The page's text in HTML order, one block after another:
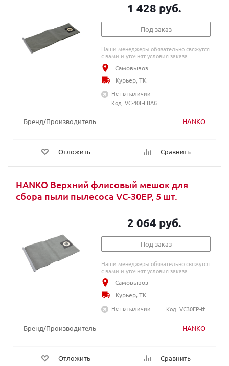
Бренд/Производитель HANKO
Отложить Сравнить
1 428 руб.
Под заказ
Наши менеджеры обязательно свяжутся
с вами и уточнят условия заказа
Самовывоз
Курьер, ТК
Нет в наличии
Код: VC-40L-FBAG
HANKO Верхний флисовый мешок для
сбора пыли пылесоса VC-30EP, 5 шт.
Бренд/Производитель HANKO
Отложить Сравнить
2 064 руб.
Под заказ
Наши менеджеры обязательно свяжутся
с вами и уточнят условия заказа
Самовывоз
Курьер, ТК
Нет в наличии
Код: VC30EP-tf